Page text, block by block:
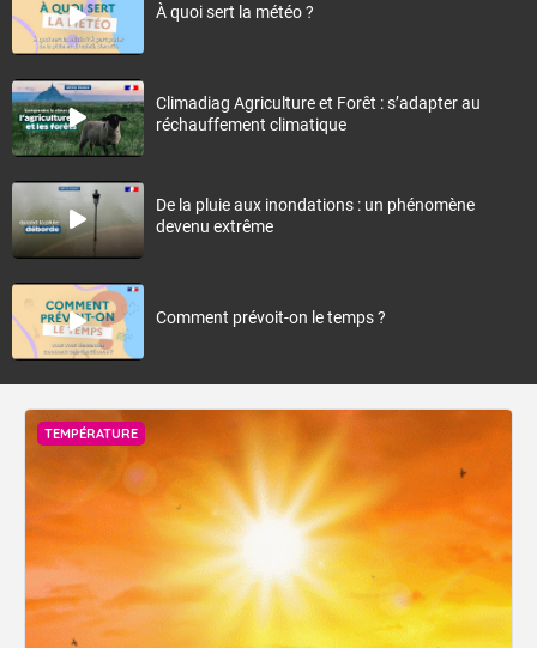
À quoi sert la météo ?
Climadiag Agriculture et Forêt : s’adapter au
réchauffement climatique
De la pluie aux inondations : un phénomène
devenu extrême
Comment prévoit-on le temps ?
TEMPÉRATURE